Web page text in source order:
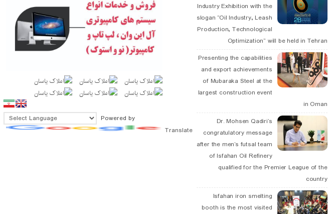
Industry Exhibition with the
slogan “Oil Industry, Leash
Production, Technological
Optimization” will be held in Tehran
Presenting the capabilities
and export achievements
of Mubaraka Steel at the
largest construction event
in Oman
Dr. Mohsen Qadiri’s
congratulatory message
after the men’s futsal team
of Isfahan Oil Refinery
qualified for the Premier League of the
country
Isfahan iron smelting
booth is the most visited
Powered by
Translate